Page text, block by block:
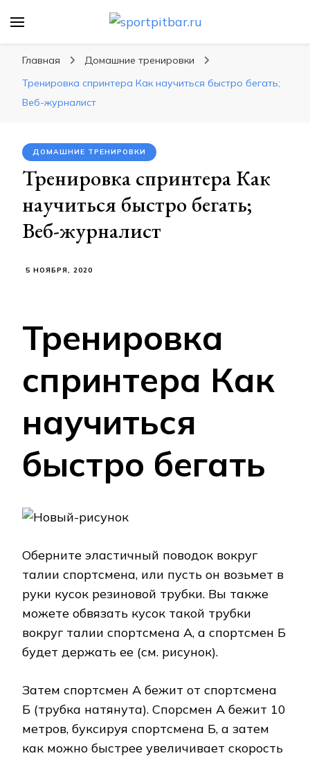
спортивных упражнения, правильные
диеты, программы тренировок
Главная
Домашние тренировки
Тренировка спринтера Как научиться быстро бегать;
Веб-журналист
ДОМАШНИЕ ТРЕНИРОВКИ
Тренировка спринтера Как
научиться быстро бегать;
Веб-журналист
5 НОЯБРЯ, 2020
Тренировка
спринтера Как
научиться
быстро бегать
Оберните эластичный поводок вокруг
талии спортсмена, или пусть он возьмет в
руки кусок резиновой трубки. Вы также
можете обвязать кусок такой трубки
вокруг талии спортсмена А, а спортсмен Б
будет держать ее (см. рисунок).
Затем спортсмен А бежит от спортсмена
Б (трубка натянута). Спорсмен А бежит 10
метров, буксируя спортсмена Б, а затем
как можно быстрее увеличивает скорость